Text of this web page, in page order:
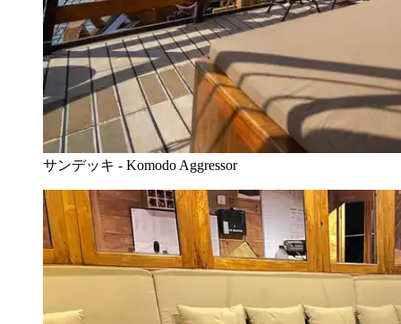
サンデッキ - Komodo Aggressor